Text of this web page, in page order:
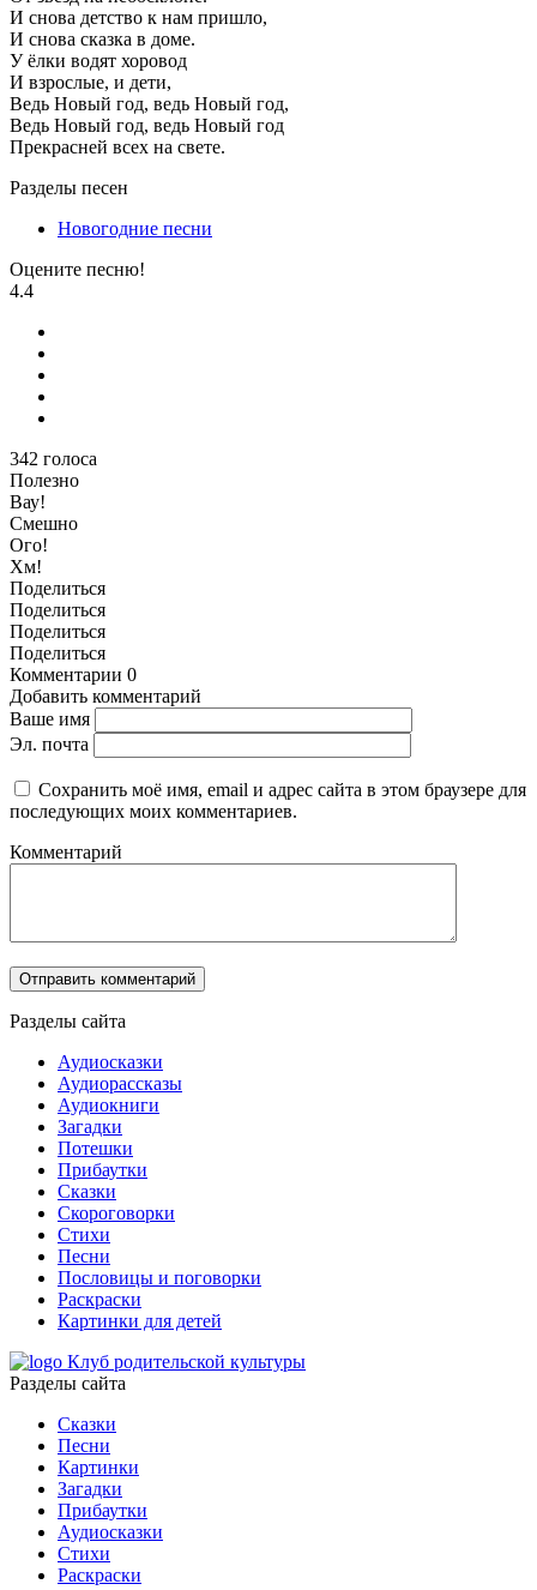
И снова детство к нам пришло,
И снова сказка в доме.
У ёлки водят хоровод
И взрослые, и дети,
Ведь Новый год, ведь Новый год,
Ведь Новый год, ведь Новый год
Прекрасней всех на свете.
Разделы песен
Новогодние песни
Оцените песню!
4.4
342 голоса
Полезно
Вау!
Смешно
Ого!
Хм!
Поделиться
Поделиться
Поделиться
Поделиться
Комментарии 0
Добавить комментарий
Ваше имя
Эл. почта
Сохранить моё имя, email и адрес сайта в этом браузере для
последующих моих комментариев.
Комментарий
Разделы сайта
Аудиосказки
Аудиорассказы
Аудиокниги
Загадки
Потешки
Прибаутки
Сказки
Скороговорки
Стихи
Песни
Пословицы и поговорки
Раскраски
Картинки для детей
Клуб родительской культуры
Разделы сайта
Сказки
Песни
Картинки
Загадки
Прибаутки
Аудиосказки
Стихи
Раскраски